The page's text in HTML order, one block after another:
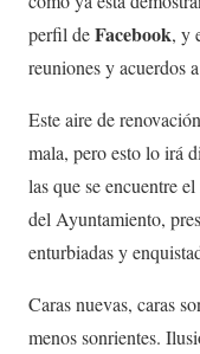
perfil deFacebook, y
reuniones y acuerdos
Este aire de
mala, pero esto lo irá
las que se encuentre
del Ayuntamiento,
enturbiadas y
Caras nuevas, caras
menos sonrientes.